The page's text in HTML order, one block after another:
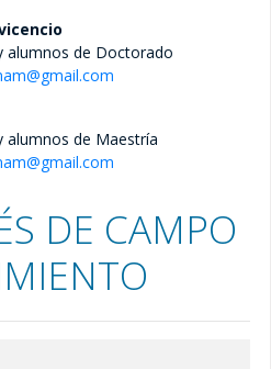
Académico
estudiantiles
académicas
alumnos de Doctorado
gmail.com
alumnos de Maestría
gmail.com
DE CAMPO